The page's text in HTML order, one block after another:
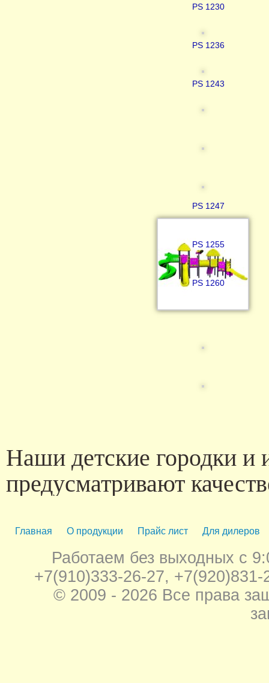
PS 1230
PS 1236
PS 1243
PS 1247
PS 1255
PS 1260
Наши детские городки и
предусматривают
нас!
Наши услуги по
городками уже востребованы
самый большой ассортимент
Главная О продукции Прайс лист Для дилеров
Работаем без выходных с
+7(910)333-26-27,
© 2009 - 2026 Все права